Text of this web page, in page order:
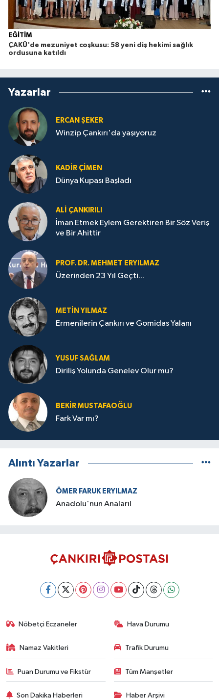
EĞİTİM
ÇAKÜ'de mezuniyet coşkusu: 58 yeni diş hekimi sağlık
ordusuna katıldı
Yazarlar
ERCAN ŞEKER
Winzip Çankırı'da yaşıyoruz
KADIR ÇIMEN
Dünya Kupası Başladı
ALI ÇANKIRILI
İman Etmek Eylem Gerektiren Bir Söz Veriş
ve Bir Ahittir
PROF. DR. MEHMET ERYILMAZ
Üzerinden 23 Yıl Geçti...
METIN YILMAZ
Ermenilerin Çankırı ve Gomidas Yalanı
YUSUF SAĞLAM
Diriliş Yolunda Genelev Olur mu?
BEKIR MUSTAFAOĞLU
Fark Var mı?
Alıntı Yazarlar
ÖMER FARUK ERYILMAZ
Anadolu'nun Anaları!
Nöbetçi Eczaneler Hava Durumu
Namaz Vakitleri Trafik Durumu
Puan Durumu ve Fikstür Tüm Manşetler
Son Dakika Haberleri Haber Arşivi